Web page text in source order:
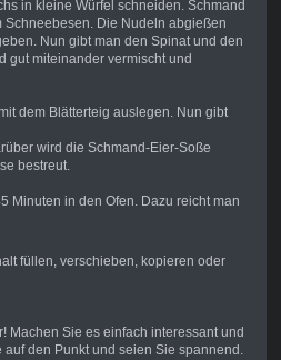
in kleine Würfel schneiden. Schmand
Die Nudeln abgießen
Nun gibt man den Spinat und den
gut miteinander vermischt und
dem Blätterteig auslegen. Nun gibt
wird die Schmand-Eier-Soße
bestreut.
Minuten in den Ofen. Dazu reicht man
füllen, verschieben, kopieren oder
Machen Sie es einfach interessant und
den Punkt und seien Sie spannend.